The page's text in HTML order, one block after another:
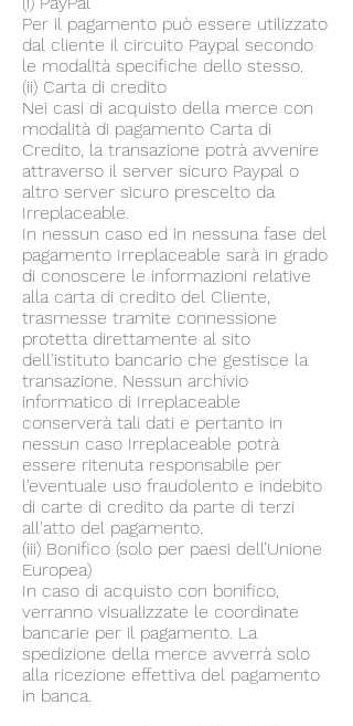
Per il pagamento può essere utilizzato
dal cliente il circuito Paypal secondo
le modalità specifiche dello stesso.
(ii) Carta di credito
Nei casi di acquisto della merce con
modalità di pagamento Carta di
Credito, la transazione potrà avvenire
attraverso il server sicuro Paypal o
altro server sicuro prescelto da
Irreplaceable.
In nessun caso ed in nessuna fase del
pagamento Irreplaceable sarà in grado
di conoscere le informazioni relative
alla carta di credito del Cliente,
trasmesse tramite connessione
protetta direttamente al sito
dell'istituto bancario che gestisce la
transazione. Nessun archivio
informatico di Irreplaceable
conserverà tali dati e pertanto in
nessun caso Irreplaceable potrà
essere ritenuta responsabile per
l'eventuale uso fraudolento e indebito
di carte di credito da parte di terzi
all'atto del pagamento.
(iii) Bonifico (solo per paesi dell’Unione
Europea)
In caso di acquisto con bonifico,
verranno visualizzate le coordinate
bancarie per il pagamento. La
spedizione della merce avverrà solo
alla ricezione effettiva del pagamento
in banca.